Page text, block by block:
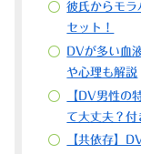
彼氏からモラ
セット！
DVが多い血
や心理も解説
【DV男性の
て大丈夫？
【共依存】